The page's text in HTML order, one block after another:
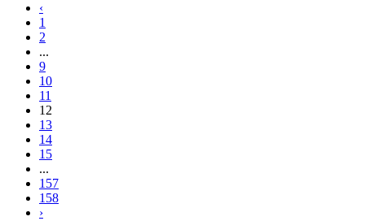
‹
1
2
...
9
10
11
12
13
14
15
...
157
158
›